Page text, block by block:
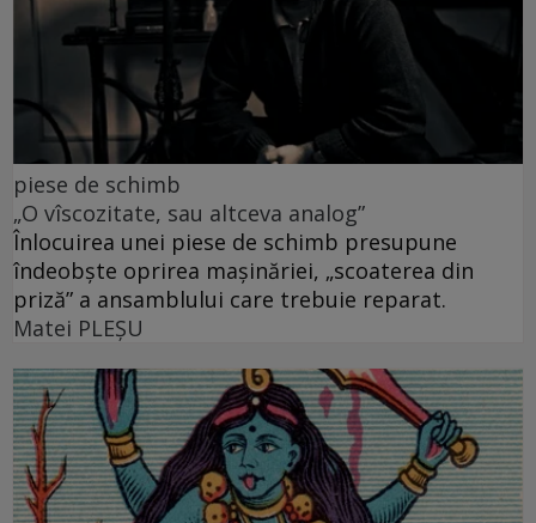
piese de schimb
„O vîscozitate, sau altceva analog”
Înlocuirea unei piese de schimb presupune
îndeobște oprirea mașinăriei, „scoaterea din
priză” a ansamblului care trebuie reparat.
Matei PLEŞU